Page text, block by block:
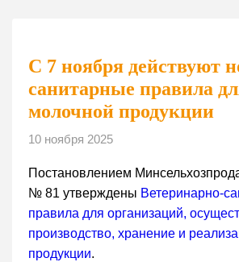
С 7 ноября действуют
санитарные правила
молочной продукции
10 ноября 2025
Постановлением
№ 81 утверждены Ветеринарно-
правила для организаций,
производство, хранение и
продукции.